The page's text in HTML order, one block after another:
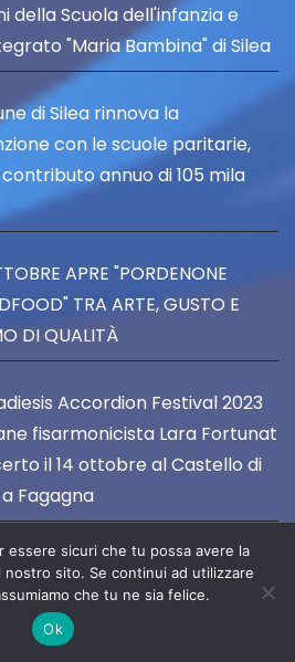
della Scuola dell'infanzia e
"Maria Bambina" di Silea
di Silea rinnova la
con le scuole paritarie,
annuo di 105 mila
APRE "PORDENONE
TRA ARTE, GUSTO E
DI QUALITÀ
Accordion Festival 2023
fisarmonicista Lara Fortunat
il 14 ottobre al Castello di
Fagagna
romanzo di Mario Pini, dal
io che c'entro?"
essere sicuri che tu possa avere la
nostro sito. Se continui ad utilizzare
che tu ne sia felice.
Ok